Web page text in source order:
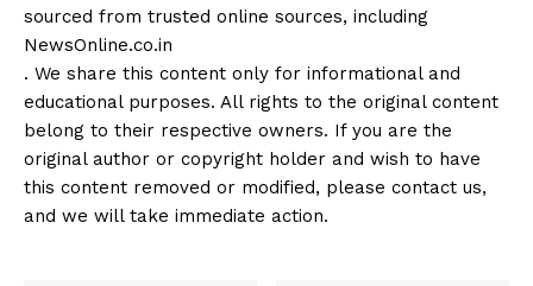
sourced from trusted online sources, including
NewsOnline.co.in
. We share this content only for informational and
educational purposes. All rights to the original content
belong to their respective owners. If you are the
original author or copyright holder and wish to have
this content removed or modified, please contact us,
and we will take immediate action.